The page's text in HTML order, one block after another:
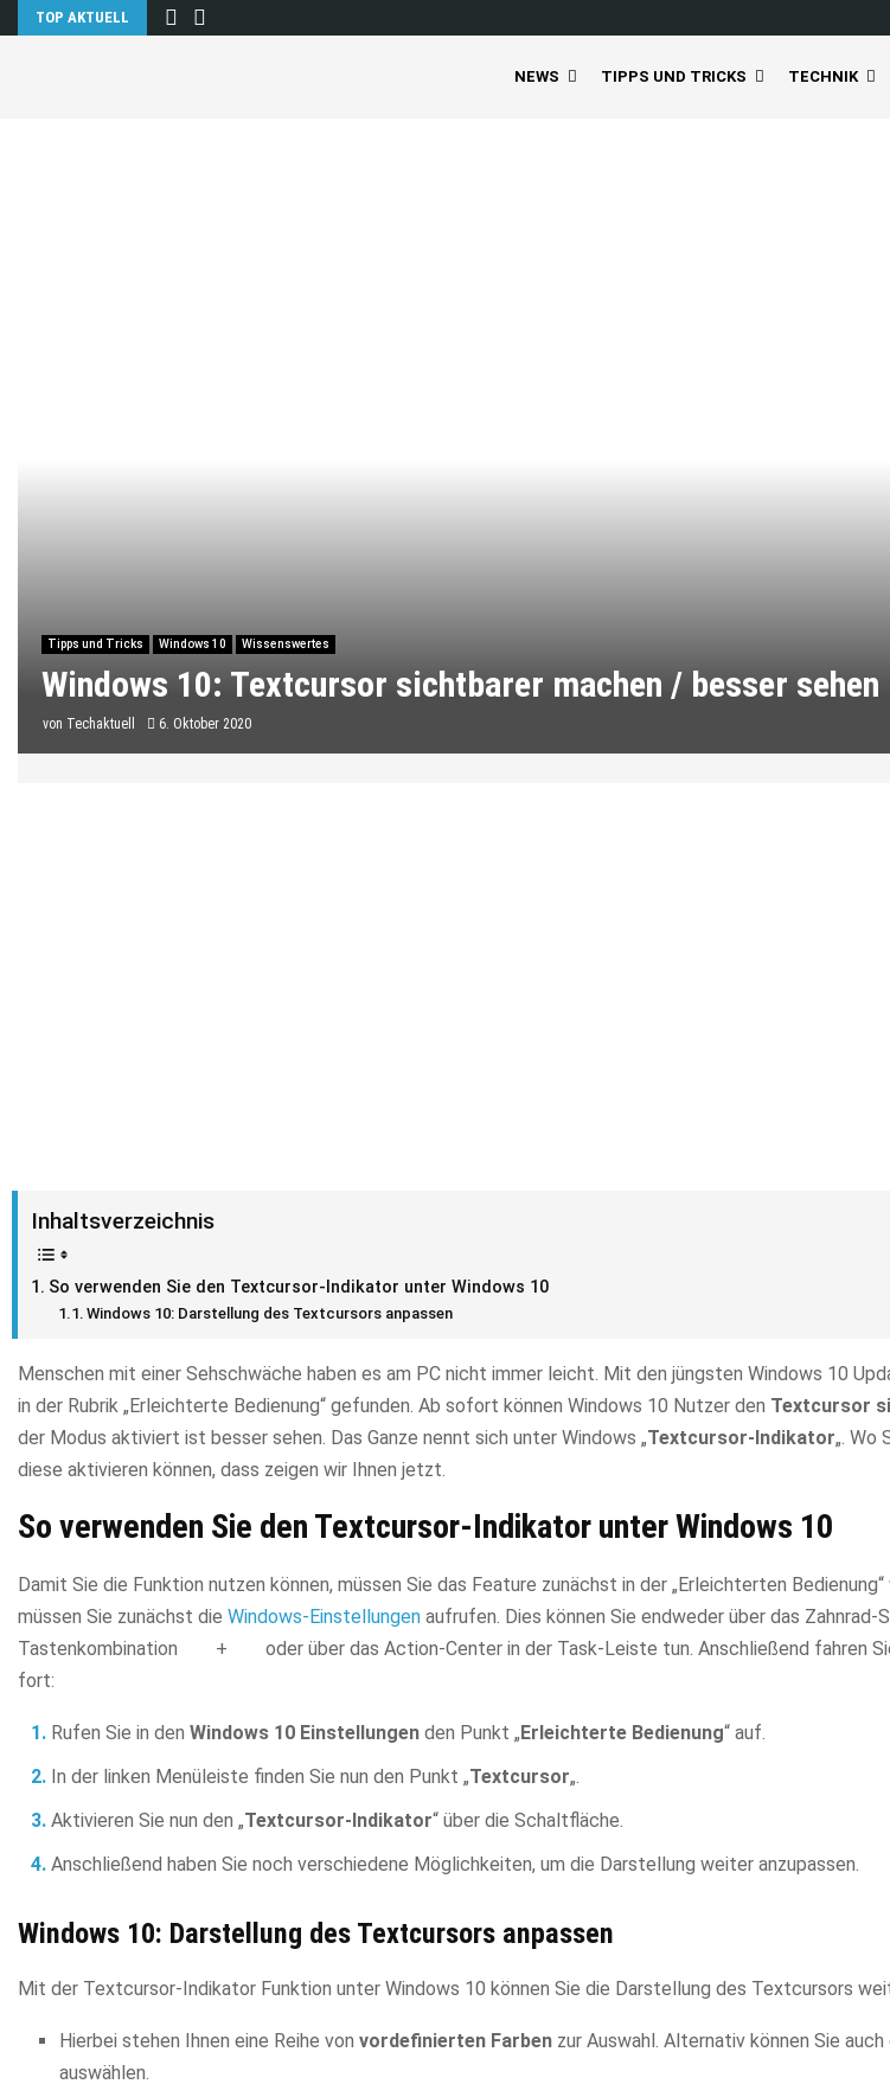
TOP AKTUELL
NEWS TIPPS UND TRICKS TECHNIK
Tipps und Tricks Windows 10 Wissenswertes
Windows 10: Textcursor sichtbarer machen / besser sehen
von Techaktuell 6. Oktober 2020
Inhaltsverzeichnis
So verwenden Sie den Textcursor-Indikator unter Windows 10
Windows 10: Darstellung des Textcursors anpassen
Menschen mit einer Sehschwäche haben es am PC nicht immer leicht. Mit den jüngsten Windows 10
in der Rubrik „Erleichterte Bedienung“ gefunden. Ab sofort können Windows 10 Nutzer den Textcursor
der Modus aktiviert ist besser sehen. Das Ganze nennt sich unter Windows „Textcursor-Indikator„. Wo
diese aktivieren können, dass zeigen wir Ihnen jetzt.
So verwenden Sie den Textcursor-Indikator unter Windows 10
Damit Sie die Funktion nutzen können, müssen Sie das Feature zunächst in der „Erleichterten Bedienung“
müssen Sie zunächst die Windows-Einstellungen aufrufen. Dies können Sie endweder über das
Tastenkombination
+
oder über das Action-Center in der Task-Leiste tun. Anschließend fahren
fort:
Rufen Sie in den Windows 10 Einstellungen den Punkt „Erleichterte Bedienung“ auf.
In der linken Menüleiste finden Sie nun den Punkt „Textcursor„.
Aktivieren Sie nun den „Textcursor-Indikator“ über die Schaltfläche.
Anschließend haben Sie noch verschiedene Möglichkeiten, um die Darstellung weiter anzupassen.
Windows 10: Darstellung des Textcursors anpassen
Mit der Textcursor-Indikator Funktion unter Windows 10 können Sie die Darstellung des Textcursors
Hierbei stehen Ihnen eine Reihe von vordefinierten Farben zur Auswahl. Alternativ können Sie
auswählen.